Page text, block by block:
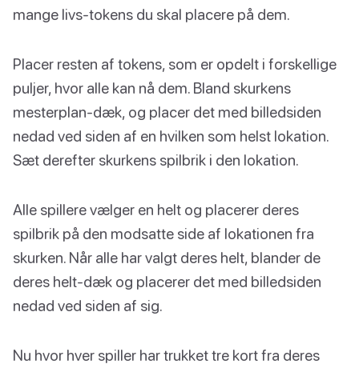
mange livs-tokens du skal placere på dem.
Placer resten af tokens, som er opdelt i forskellige
puljer, hvor alle kan nå dem. Bland skurkens
mesterplan-dæk, og placer det med billedsiden
nedad ved siden af en hvilken som helst lokation.
Sæt derefter skurkens spilbrik i den lokation.
Alle spillere vælger en helt og placerer deres
spilbrik på den modsatte side af lokationen fra
skurken. Når alle har valgt deres helt, blander de
deres helt-dæk og placerer det med billedsiden
nedad ved siden af sig.
Nu hvor hver spiller har trukket tre kort fra deres